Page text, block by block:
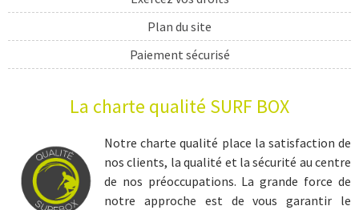
Plan du site
Paiement sécurisé
cadeau sport
cadeau surf
coffret sport
coffret sportif
La charte qualité SURF BOX
Notre charte qualité place la satisfaction de
nos clients, la qualité et la sécurité au centre
de nos préoccupations. La grande force de
notre approche est de vous garantir le